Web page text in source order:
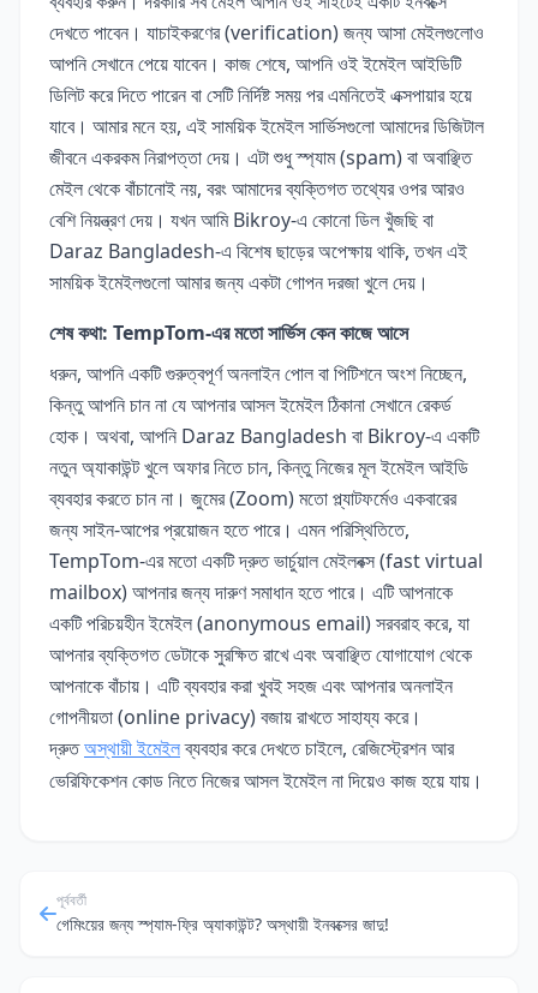
দেখতে পাবেন। যাচাইকরণের (verification) জন্য আসা মেইলগুলোও
আপনি সেখানে পেয়ে যাবেন। কাজ শেষে, আপনি ওই ইমেইল আইডিটি
ডিলিট করে দিতে পারেন বা সেটি নির্দিষ্ট সময় পর এমনিতেই এক্সপায়ার হয়ে
যাবে। আমার মনে হয়, এই সাময়িক ইমেইল সার্ভিসগুলো আমাদের ডিজিটাল
জীবনে একরকম নিরাপত্তা দেয়। এটা শুধু স্প্যাম (spam) বা অবাঞ্ছিত
মেইল থেকে বাঁচানোই নয়, বরং আমাদের ব্যক্তিগত তথ্যের ওপর আরও
বেশি নিয়ন্ত্রণ দেয়। যখন আমি Bikroy-এ কোনো ডিল খুঁজছি বা
Daraz Bangladesh-এ বিশেষ ছাড়ের অপেক্ষায় থাকি, তখন এই
সাময়িক ইমেইলগুলো আমার জন্য একটা গোপন দরজা খুলে দেয়।
শেষ কথা: TempTom-এর মতো সার্ভিস কেন কাজে আসে
ধরুন, আপনি একটি গুরুত্বপূর্ণ অনলাইন পোল বা পিটিশনে অংশ নিচ্ছেন,
কিন্তু আপনি চান না যে আপনার আসল ইমেইল ঠিকানা সেখানে রেকর্ড
হোক। অথবা, আপনি Daraz Bangladesh বা Bikroy-এ একটি
নতুন অ্যাকাউন্ট খুলে অফার নিতে চান, কিন্তু নিজের মূল ইমেইল আইডি
ব্যবহার করতে চান না। জুমের (Zoom) মতো প্ল্যাটফর্মেও একবারের
জন্য সাইন-আপের প্রয়োজন হতে পারে। এমন পরিস্থিতিতে,
TempTom-এর মতো একটি দ্রুত ভার্চুয়াল মেইলবক্স (fast virtual
mailbox) আপনার জন্য দারুণ সমাধান হতে পারে। এটি আপনাকে
একটি পরিচয়হীন ইমেইল (anonymous email) সরবরাহ করে, যা
আপনার ব্যক্তিগত ডেটাকে সুরক্ষিত রাখে এবং অবাঞ্ছিত যোগাযোগ থেকে
আপনাকে বাঁচায়। এটি ব্যবহার করা খুবই সহজ এবং আপনার অনলাইন
গোপনীয়তা (online privacy) বজায় রাখতে সাহায্য করে।
দ্রুতঅস্থায়ী ইমেইলব্যবহার করে দেখতে চাইলে, রেজিস্ট্রেশন আর
ভেরিফিকেশন কোড নিতে নিজের আসল ইমেইল না দিয়েও কাজ হয়ে যায়।
পূর্ববর্তী
গেমিংয়ের জন্য স্প্যাম-ফ্রি অ্যাকাউন্ট? অস্থায়ী ইনবক্সের জাদু!